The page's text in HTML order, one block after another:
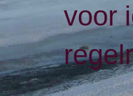
voor